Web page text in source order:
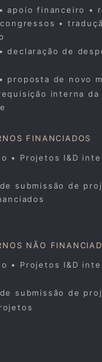
apoio financeiro •
•
declaração de
proposta de novo
interna da
FINANCIADOS
• Projetos I&D
submissão de
NÃO
• Projetos I&D
submissão de